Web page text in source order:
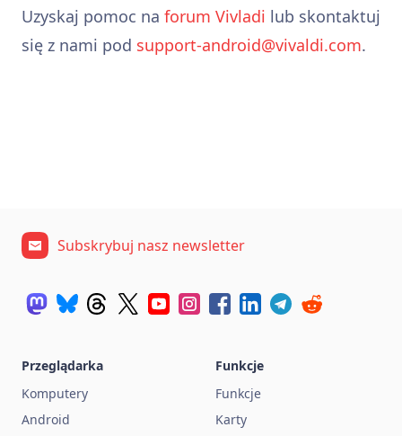
Uzyskaj pomoc na forum Vivladi lub skontaktuj
się z nami pod support-android@vivaldi.com.
Subskrybuj nasz newsletter
Przeglądarka
Komputery
Android
Funkcje
Funkcje
Karty